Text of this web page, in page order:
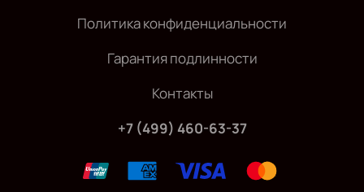
Политика конфиденциальности
Гарантия подлинности
Контакты
+7 (499) 460-63-37